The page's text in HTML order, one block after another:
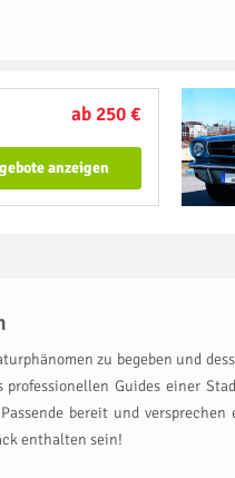
ab 250 €
anzeigen
zu begeben und
Guides einer
bereit und
enthalten sein!